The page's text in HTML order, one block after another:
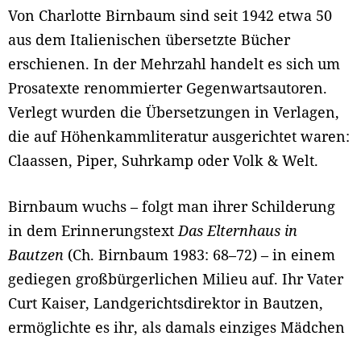
Von Charlotte Birnbaum sind seit 1942 etwa 50
aus dem Italienischen übersetzte Bücher
erschienen. In der Mehrzahl handelt es sich um
Prosatexte renommierter Gegenwartsautoren.
Verlegt wurden die Übersetzungen in Verlagen,
die auf Höhenkammliteratur ausgerichtet waren:
Claassen, Piper, Suhrkamp oder Volk & Welt.
Birnbaum wuchs – folgt man ihrer Schilderung
in dem Erinnerungstext Das Elternhaus in
Bautzen (Ch. Birnbaum 1983: 68–72) – in einem
gediegen großbürgerlichen Milieu auf. Ihr Vater
Curt Kaiser, Landgerichtsdirektor in Bautzen,
ermöglichte es ihr, als damals einziges Mädchen